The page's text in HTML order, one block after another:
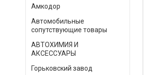
Амкодор
Автомобильные
сопутствующие товары
АВТОХИМИЯ И
АКСЕССУАРЫ
Горьковский завод
43501-3724305
в наличии
909,00 Р
В корзину